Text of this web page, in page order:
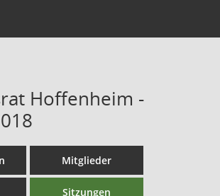
Hoffenheim -
Mitglieder
Sitzungen